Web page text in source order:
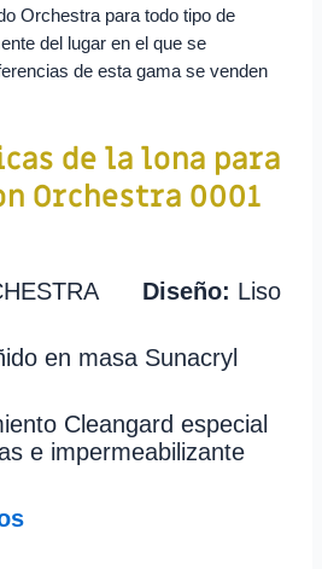
Orchestra para todo tipo de
del lugar en el que se
de esta gama se venden
de la lona para
Orchestra 0001
Diseño: Liso
en masa Sunacryl
Cleangard especial
e impermeabilizante